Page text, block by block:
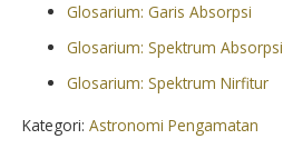
Glosarium: Garis Absorpsi
Glosarium: Spektrum Absorpsi
Glosarium: Spektrum Nirfitur
Kategori: Astronomi Pengamatan